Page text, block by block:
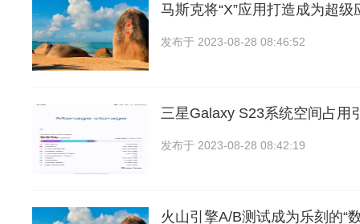
马斯克将“X”应用打造成为超级
发布于 2023-08-28 08:46:52
三星Galaxy S23系统空间占用
发布于 2023-08-28 08:42:19
火山引擎A/B测试成为乐刻的“